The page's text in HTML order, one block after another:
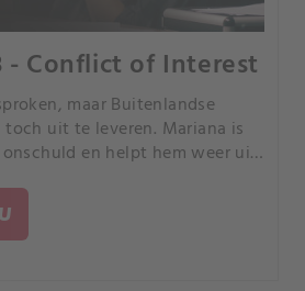
- Conflict of Interest
maar Buitenlandse
uit te leveren. Mariana is
en helpt hem weer uit